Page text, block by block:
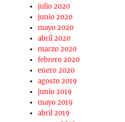
julio 2020
junio 2020
mayo 2020
abril 2020
marzo 2020
febrero 2020
enero 2020
agosto 2019
junio 2019
mayo 2019
abril 2019